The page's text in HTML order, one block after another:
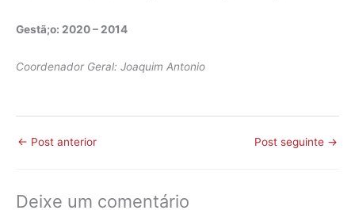
Gestã;o: 2020 – 2014
Coordenador Geral: Joaquim Antonio
← Post anterior Post seguinte →
Deixe um comentário